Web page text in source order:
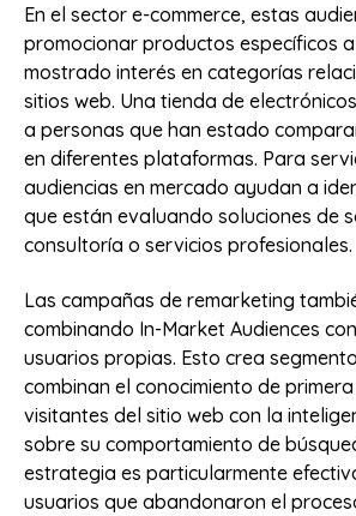
En el sector e-commerce, estas
promocionar productos específicos
mostrado interés en categorías
sitios web. Una tienda de
a personas que han estado
en diferentes plataformas. Para
audiencias en mercado ayudan a
que están evaluando soluciones de
consultoría o servicios profesionales.
Las campañas de remarketing
combinando In-Market Audiences
usuarios propias. Esto crea
combinan el conocimiento de
visitantes del sitio web con la
sobre su comportamiento de
estrategia es particularmente
usuarios que abandonaron el